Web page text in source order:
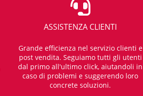
ASSISTENZA CLIENTI
Grande efficienza nel servizio clienti e
post vendita. Seguiamo tutti gli utenti
dal primo all'ultimo click, aiutandoli in
caso di problemi e suggerendo loro
concrete soluzioni.